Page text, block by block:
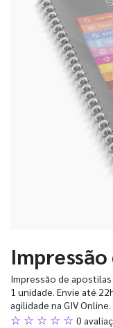
Impressão de
1 unidade. Envie até
agilidade na GIV Online.
☆ ☆ ☆ ☆ ☆ 0